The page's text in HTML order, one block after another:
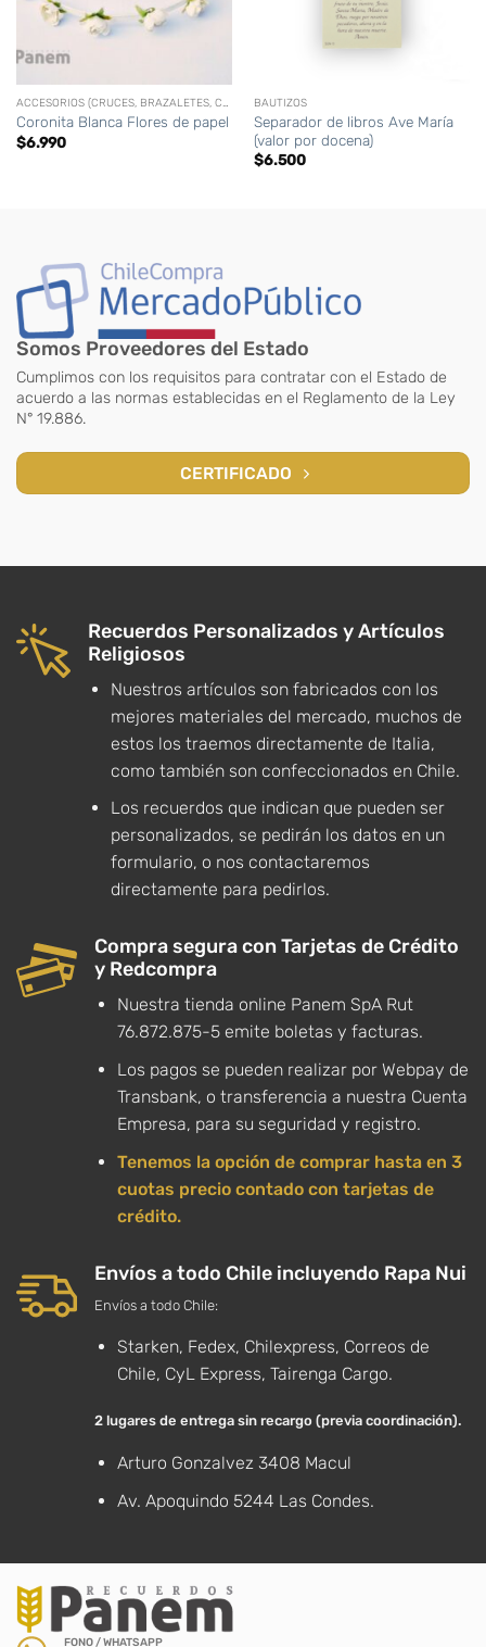
ACCESORIOS (CRUCES, BRAZALETES, CORONAS,CIRIOS PERSONALIZADOS, ETC)
Coronita Blanca Flores de papel
$6.990
BAUTIZOS
Separador de libros Ave María
(valor por docena)
$6.500
Somos Proveedores del Estado
Cumplimos con los requisitos para contratar con el Estado de
acuerdo a las normas establecidas en el Reglamento de la Ley
N° 19.886.
CERTIFICADO
Recuerdos Personalizados y Artículos
Religiosos
Nuestros artículos son fabricados con los
mejores materiales del mercado, muchos de
estos los traemos directamente de Italia,
como también son confeccionados en Chile.
Los recuerdos que indican que pueden ser
personalizados, se pedirán los datos en un
formulario, o nos contactaremos
directamente para pedirlos.
Compra segura con Tarjetas de Crédito
y Redcompra
Nuestra tienda online Panem SpA Rut
76.872.875-5 emite boletas y facturas.
Los pagos se pueden realizar por Webpay de
Transbank, o transferencia a nuestra Cuenta
Empresa, para su seguridad y registro.
Tenemos la opción de comprar hasta en 3
cuotas precio contado con tarjetas de
crédito.
Envíos a todo Chile incluyendo Rapa Nui
Envíos a todo Chile:
Starken, Fedex, Chilexpress, Correos de
Chile, CyL Express, Tairenga Cargo.
2 lugares de entrega sin recargo (previa coordinación).
Arturo Gonzalvez 3408 Macul
Av. Apoquindo 5244 Las Condes.
FONO / WHATSAPP